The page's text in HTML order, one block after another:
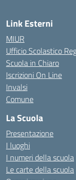
Link Esterni
MIUR
Ufficio Scolastico
Scuola in Chiaro
Iscrizioni On Line
Invalsi
Comune
La Scuola
Presentazione
I luoghi
I numeri della scuola
Le carte della scuola